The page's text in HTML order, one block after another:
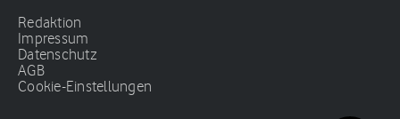
Redaktion
Impressum
Datenschutz
AGB
Cookie-Einstellungen